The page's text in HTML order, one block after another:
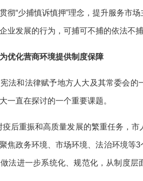
彻“少捕慎诉慎押”理念，提升服务市
业发展的行为，可捕可不捕的依法不
优化营商环境提供制度保障
法和法律赋予地方人大及其常委会
一直在探讨的一个重要课题。
疫后重振和高质量发展的繁重任务，
焦政务环境、市场环境、法治环境等
法进一步系统化、规范化，从制度